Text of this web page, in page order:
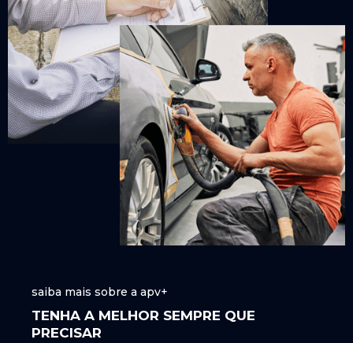
saiba mais sobre a apv+
TENHA A MELHOR SEMPRE QUE
PRECISAR